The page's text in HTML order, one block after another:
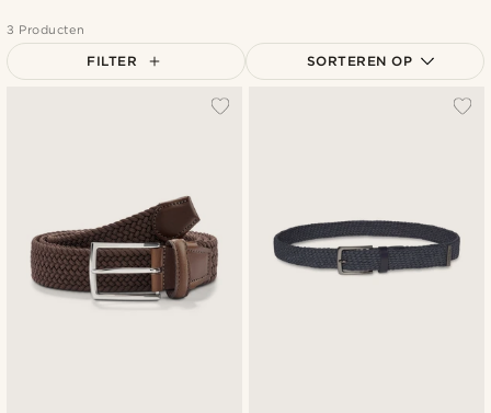
3 Producten
FILTER SORTEREN OP